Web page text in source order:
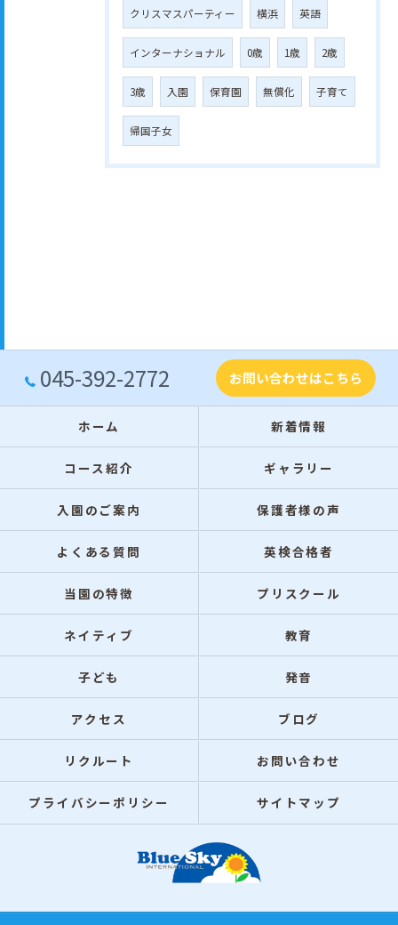
クリスマスパーティー 横浜 英語
インターナショナル 0歳 1歳 2歳
3歳 入園 保育園 無償化 子育て
帰国子女
045-392-2772 お問い合わせはこちら
ホーム 新着情報
コース紹介 ギャラリー
入園のご案内 保護者様の声
よくある質問 英検合格者
当園の特徴 プリスクール
ネイティブ 教育
子ども 発音
アクセス ブログ
リクルート お問い合わせ
プライバシーポリシー サイトマップ